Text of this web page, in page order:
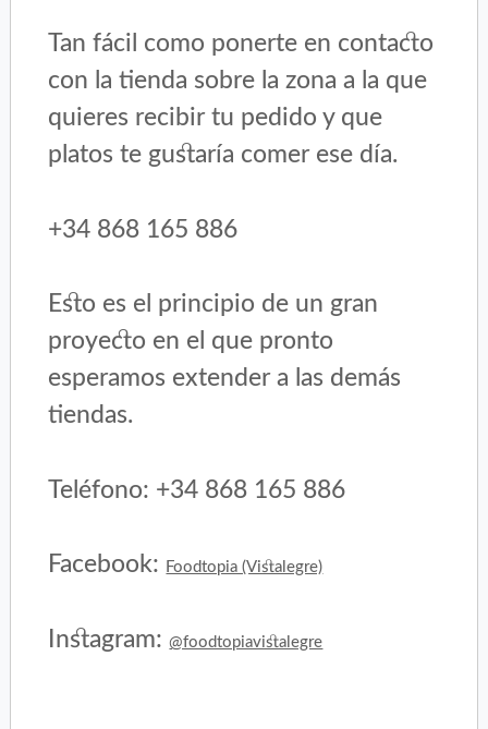
Tan fácil como ponerte en contacto
con la tienda sobre la zona a la que
quieres recibir tu pedido y que
platos te gustaría comer ese día.
+34 868 165 886
Esto es el principio de un gran
proyecto en el que pronto
esperamos extender a las demás
tiendas.
Teléfono: +34 868 165 886
Facebook: Foodtopia (Vistalegre)
Instagram:@foodtopiavistalegre